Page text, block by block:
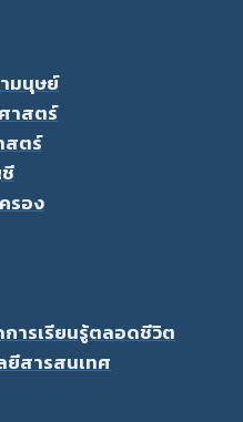
มนุษย์
าสตร์
สตร์
รอง
ารเรียนรู้ตลอดชีวิต
ยีสารสนเทศ